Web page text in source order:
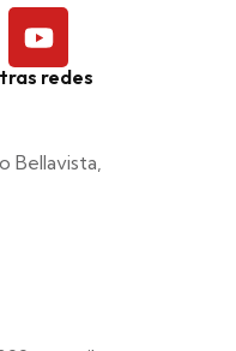
redes
Bellavista,